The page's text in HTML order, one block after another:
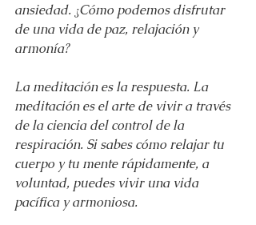
ansiedad. ¿Cómo podemos disfrutar
de una vida de paz, relajación y
armonía?
La meditación es la respuesta. La
meditación es el arte de vivir a través
de la ciencia del control de la
respiración. Si sabes cómo relajar tu
cuerpo y tu mente rápidamente, a
voluntad, puedes vivir una vida
pacífica y armoniosa.